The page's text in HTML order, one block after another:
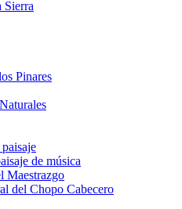
Sierra
Pinares
de música
Maestrazgo
del Chopo Cabecero